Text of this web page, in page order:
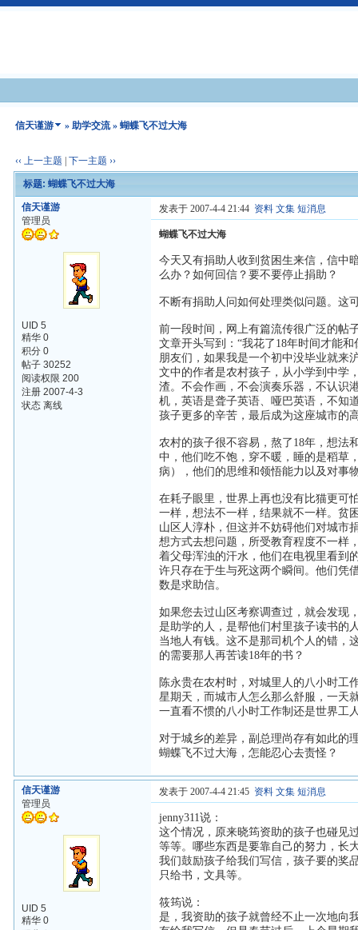
信天谨游 »助学交流» 蝴蝶飞不过大海
‹‹ 上一主题 |下一主题 ››
标题: 蝴蝶飞不过大海
信天谨游
管理员
UID 5
精华 0
积分 0
帖子 30252
阅读权限 200
注册 2007-4-3
状态 离线
发表于 2007-4-4 21:44 资料 文集 短消息
蝴蝶飞不过大海
今天又有捐助人收到贫困生来信，信中
么办？如何回信？要不要停止捐助？
不断有捐助人问如何处理类似问题。这
前一段时间，网上有篇流传很广泛的帖
文章开头写到：“我花了18年时间才能
朋友们，如果我是一个初中没毕业就来
文中的作者是农村孩子，从小学到中学
渣。不会作画，不会演奏乐器，不认识
机，英语是聋子英语、哑巴英语，不知
孩子更多的辛苦，最后成为这座城市的
农村的孩子很不容易，熬了18年，想法
中，他们吃不饱，穿不暖，睡的是稻草
病），他们的思维和领悟能力以及对事
在耗子眼里，世界上再也没有比猫更可
一样，想法不一样，结果就不一样。贫
山区人淳朴，但这并不妨碍他们对城市
想方式去想问题，所受教育程度不一样
着父母浑浊的汗水，他们在电视里看到
许只存在于生与死这两个瞬间。他们凭
数是求助信。
如果您去过山区考察调查过，就会发现
是助学的人，是帮他们村里孩子读书的
当地人有钱。这不是那司机个人的错，
的需要那人再苦读18年的书？
陈永贵在农村时，对城里人的八小时工
星期天，而城市人怎么那么舒服，一天
一直看不惯的八小时工作制还是世界工
对于城乡的差异，副总理尚存有如此的
蝴蝶飞不过大海，怎能忍心去责怪？
信天谨游
管理员
UID 5
精华 0
发表于 2007-4-4 21:45 资料 文集 短消息
jenny311说：
这个情况，原来晓筠资助的孩子也碰见
等等。哪些东西是要靠自己的努力，长
我们鼓励孩子给我们写信，孩子要的奖
只给书，文具等。
筱筠说：
是，我资助的孩子就曾经不止一次地向